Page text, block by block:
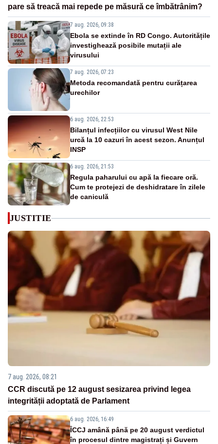
pare să treacă mai repede pe măsură ce îmbătrânim?
7 aug. 2026, 09:38
Ebola se extinde în RD Congo. Autoritățile
investighează posibile mutații ale
virusului
7 aug. 2026, 07:23
Metoda recomandată pentru curățarea
urechilor
6 aug. 2026, 22:53
Bilanțul infecțiilor cu virusul West Nile
urcă la 10 cazuri în acest sezon. Anunțul
INSP
6 aug. 2026, 21:53
Regula paharului cu apă la fiecare oră.
Cum te protejezi de deshidratare în zilele
de caniculă
JUSTITIE
7 aug. 2026, 08:21
CCR discută pe 12 august sesizarea privind legea
integrității adoptată de Parlament
6 aug. 2026, 16:49
ÎCCJ amână până pe 20 august verdictul
în procesul dintre magistrați și Guvern